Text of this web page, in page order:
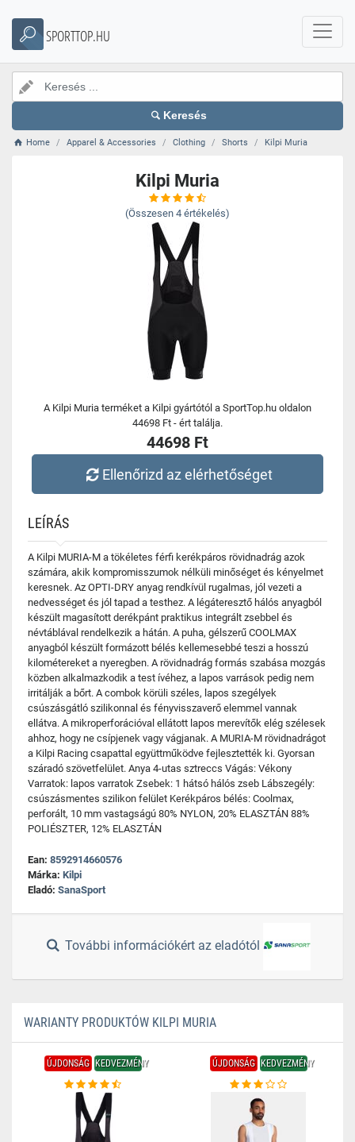
SPORTTOP.HU
Keresés
Home Apparel & Accessories Clothing Shorts Kilpi Muria
Kilpi Muria
(Összesen 4 értékelés)
A Kilpi Muria terméket a Kilpi gyártótól a SportTop.hu oldalon
44698 Ft - ért találja.
44698 Ft
Ellenőrizd az elérhetőséget
LEÍRÁS
A Kilpi MURIA-M a tökéletes férfi kerékpáros rövidnadrág azok
számára, akik kompromisszumok nélküli minőséget és kényelmet
keresnek. Az OPTI-DRY anyag rendkívül rugalmas, jól vezeti a
nedvességet és jól tapad a testhez. A légáteresztő hálós anyagból
készült magasított derékpánt praktikus integrált zsebbel és
névtáblával rendelkezik a hátán. A puha, gélszerű COOLMAX
anyagból készült formázott bélés kellemesebbé teszi a hosszú
kilométereket a nyeregben. A rövidnadrág formás szabása mozgás
közben alkalmazkodik a test ívéhez, a lapos varrások pedig nem
irritálják a bőrt. A combok körüli széles, lapos szegélyek
csúszásgátló szilikonnal és fényvisszaverő elemmel vannak
ellátva. A mikroperforációval ellátott lapos merevítők elég szélesek
ahhoz, hogy ne csípjenek vagy vágjanak. A MURIA-M rövidnadrágot
a Kilpi Racing csapattal együttműködve fejlesztették ki. Gyorsan
száradó szövetfelület. Anya 4-utas sztreccs Vágás: Vékony
Varratok: lapos varratok Zsebek: 1 hátsó hálós zseb Lábszegély:
csúszásmentes szilikon felület Kerékpáros bélés: Coolmax,
perforált, 10 mm vastagságú 80% NYLON, 20% ELASZTÁN 88%
POLIÉSZTER, 12% ELASZTÁN
Ean: 8592914660576
Márka: Kilpi
Eladó: SanaSport
További információkért az eladótól
WARIANTY PRODUKTÓW KILPI MURIA
ÚJDONSÁG KEDVEZMÉNY ÚJDONSÁG KEDVEZMÉNY